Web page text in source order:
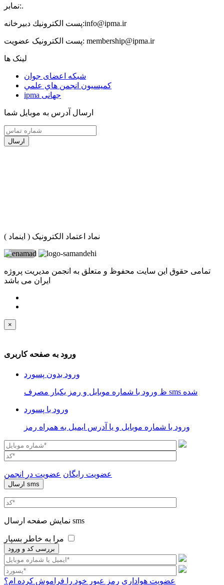
نمابر:.
پست الكترونيك دبیرخانه:info@ipma.ir
پست الکترونیک عضویت: membership@ipma.ir
لینک ها
شبکه اعضای جوان
كميسيون انجمن هاي علمي
ipma جهانی
ارسال آدرس به موبایل شما
ارسال
نماد اعتماد الکترونیک ( اینماد )
تمامی حقوق این سایت محفوظ و متعلق به انجمن مدیریت پروژه
ایران می باشد
×
ورود به صفحه کاربری
ورود بدون پسورد
ظ ورود با شماره موبایل و رمز یکبار مصرف sms شده
ورود با پسورد
ورود با شماره موبایل و یا آدرس ایمیل به همراه رمز
عضویت رایگان عضویت در انجمن
نمایش صفحه ارسال sms
عضویت هواداری رمز عبور خود را فراموش کرده ام؟